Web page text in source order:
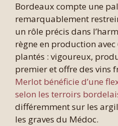
Bordeaux compte une
remarquablement
un rôle précis dans
règne en production avec
plantés : vigoureux,
premier et offre des vins
Merlot bénéficie d’une
selon les terroirs
différemment sur les
les graves du Médoc.